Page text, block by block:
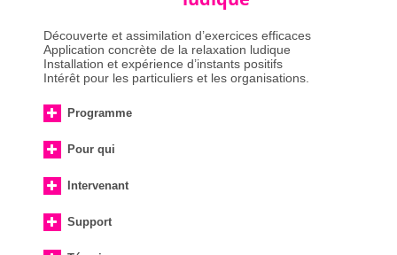
Découverte et assimilation d’exercices efficaces
Application concrète de la relaxation ludique
Installation et expérience d’instants positifs
Intérêt pour les particuliers et les organisations.
Programme
Pour qui
Intervenant
Support